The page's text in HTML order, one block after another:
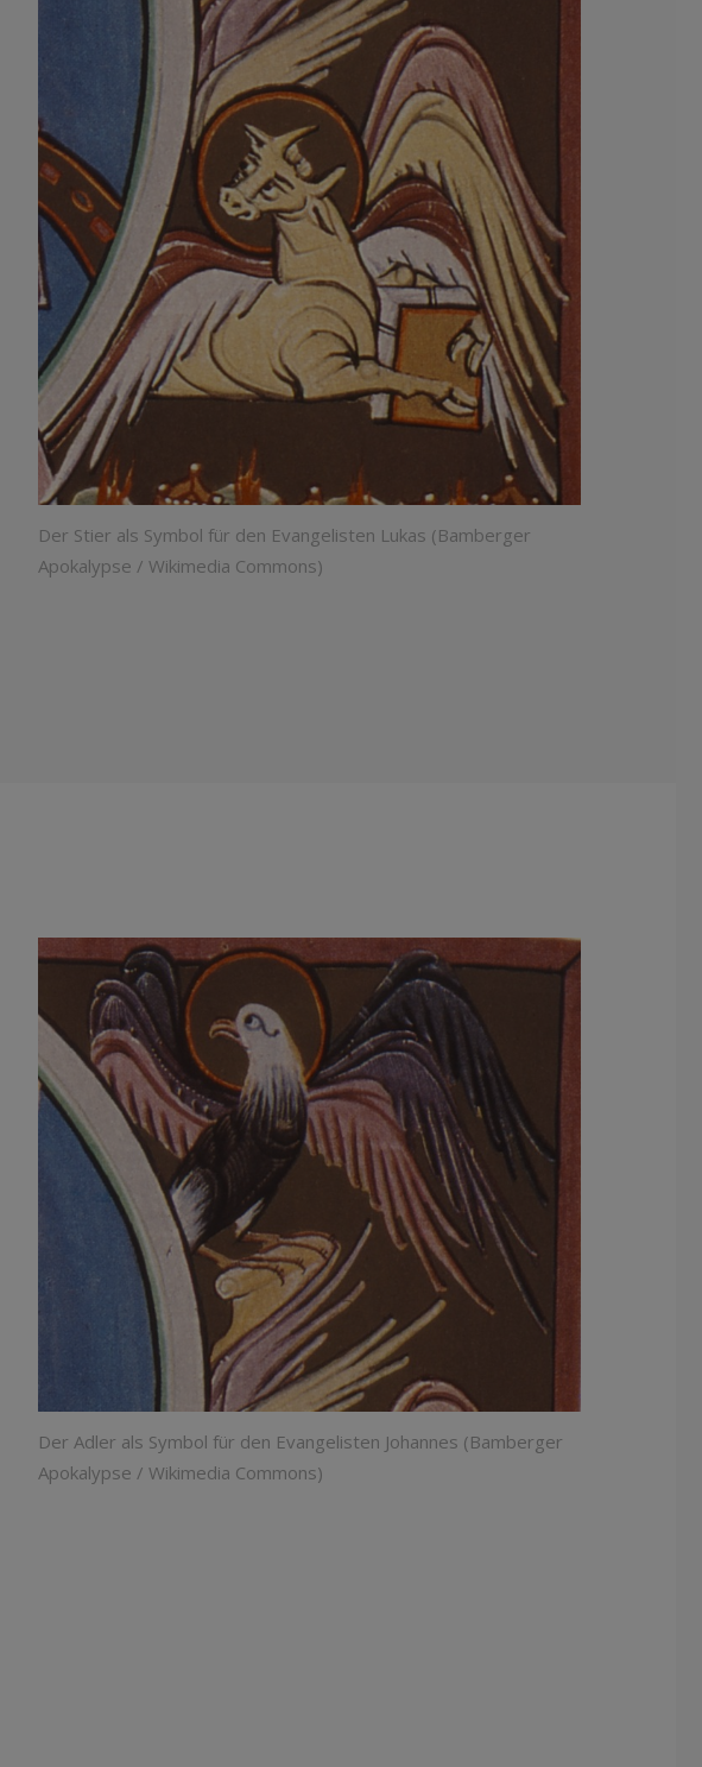
Der Stier als Symbol für den Evangelisten Lukas (Bamberger
Apokalypse / Wikimedia Commons)
Der Adler als Symbol für den Evangelisten Johannes (Bamberger
Apokalypse / Wikimedia Commons)